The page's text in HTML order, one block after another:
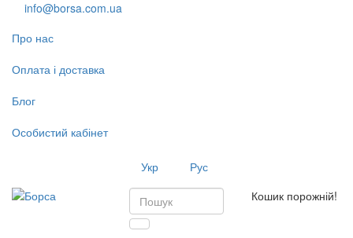
info@borsa.com.ua
Про нас
Оплата і доставка
Блог
Особистий кабінет
Укр
Рус
Кошик порожній!